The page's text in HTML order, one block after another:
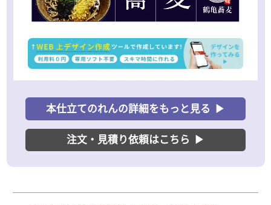
本仕立てのれんの詳細をもっと見る ▶
注文・見積り依頼はこちら ▶